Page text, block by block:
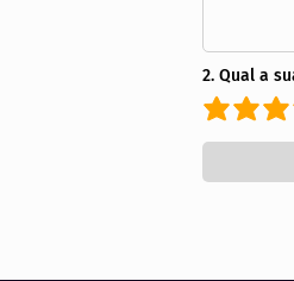
2. Qual a